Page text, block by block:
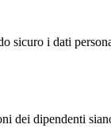
sicuro i dati
dei dipendenti